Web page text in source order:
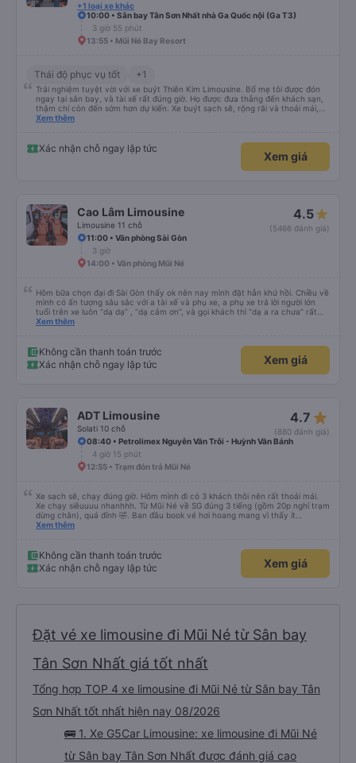
+1 loại xe khác
10:00 • Sân bay Tân Sơn Nhất nhà Ga Quốc nội (Ga T3)
3 giờ 55 phút
13:55 • Mũi Né Bay Resort
Thái độ phục vụ tốt +1
Trải nghiệm tuyệt vời với xe buýt Thiên Kim Limousine. Bố mẹ tôi được đón
ngay tại sân bay, và tài xế rất đúng giờ. Họ được đưa thẳng đến khách sạn,
thậm chí còn đến sớm hơn dự kiến. Xe buýt sạch sẽ, rộng rãi và thoải mái,
có nhạc thư giãn suốt chuyến đi. Đội ngũ hỗ trợ trên Zalo đã trả lời mọi câu
Xem thêm
Xác nhận chỗ ngay lập tức
Xem giá
Cao Lâm Limousine
Limousine 11 chỗ
4.5
(5466 đánh giá)
11:00 • Văn phòng Sài Gòn
3 giờ
14:00 • Văn phòng Mũi Né
Hôm bữa chọn đại đi Sài Gòn thấy ok nên nay mình đặt hẳn khứ hồi. Chiều về
mình có ấn tượng sâu sắc với a tài xế và phụ xe, a phụ xe trả lời người lớn
tuổi trên xe luôn “dạ dạ” , “dạ cảm ơn”, và gọi khách thì “dạ a ra chưa” rất
lịch sự, lúc giải thích cho khách thì cân cần nhẹ nhàng, anh tài xế thì chạy
bị mệt dữ lắm. Mình cảm thấy các anh rất có tâm với nghề và có năng lượng
tích cực dù cho công việc vất vả. Dù đi cẩn thận nhưng trả khách đúng giờ,
sẽ ủng hộ nhà xe tiếp ạ
Xem thêm
Không cần thanh toán trước
Xác nhận chỗ ngay lập tức
Xem giá
ADT Limousine
Solati 10 chỗ
4.7 star_rate
(880 đánh giá)
08:40 • Petrolimex Nguyễn Văn Trỗi - Huỳnh Văn Bánh
4 giờ 15 phút
12:55 • Trạm đón trả Mũi Né
Xe sạch sẽ, chạy đúng giờ. Hôm mình đi có 3 khách thôi nên rất thoải mái.
Xe chạy siêuuuu nhanhhh. Từ Mũi Né về SG đúng 3 tiếng (gồm 20p nghỉ trạm
dừng chân), quá đỉnh 🤣. Ban đầu book vé hơi hoang mang vì thấy ít
feedback, cũng ko thấy nhà xe gọi xác nhận. Bên đây tx chỉ gọi trước 30p
toán thành công nha.
Xem thêm
Không cần thanh toán trước
Xác nhận chỗ ngay lập tức
Xem giá
Đặt vé xe limousine đi Mũi Né từ Sân bay
Tân Sơn Nhất giá tốt nhất
Tổng hợp TOP 4 xe limousine đi Mũi Né từ Sân bay Tân
Sơn Nhất tốt nhất hiện nay 08/2026
🚌 1. Xe G5Car Limousine: xe limousine đi Mũi Né
từ Sân bay Tân Sơn Nhất được đánh giá cao